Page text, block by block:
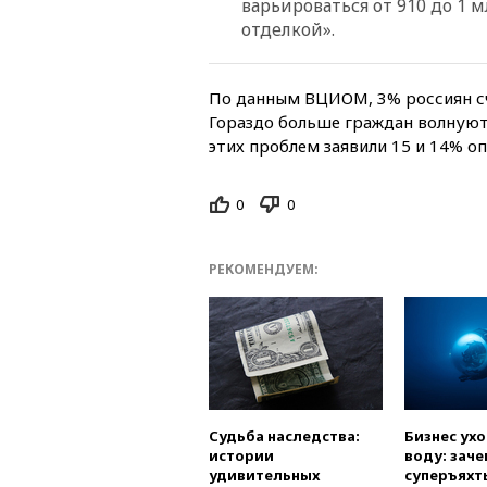
варьироваться от 910 до 1
отделкой».
По данным ВЦИОМ, 3% россиян
Гораздо больше граждан
этих проблем заявили 15 и 14%
0 0
РЕКОМЕНДУЕМ:
Судьба наследства:
истории
удивительных
Бизнес
воду: